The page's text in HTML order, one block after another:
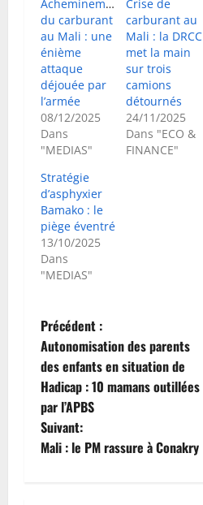
Acheminement
du carburant
au Mali : une
énième
attaque
déjouée par
l’armée
08/12/2025
Dans
"MEDIAS"
Crise de
carburant au
Mali : la DRCC
met la main
sur trois
camions
détournés
24/11/2025
Dans "ECO &
FINANCE"
Stratégie
d’asphyxier
Bamako : le
piège éventré
13/10/2025
Dans
"MEDIAS"
N
a
v
i
Précédent :
Autonomisation des parents
des enfants en situation de
Hadicap : 10 mamans outillées
par l’APBS
Suivant:
Mali : le PM rassure à Conakry